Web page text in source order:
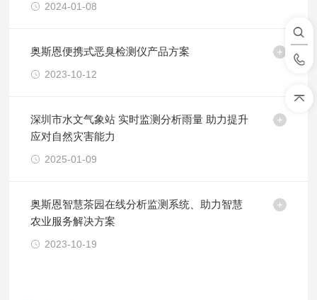
2024-01-08
奥斯恩便携式恶臭检测仪产品方案
2023-10-12
深圳市水文气象站 实时监测分析雨量 助力提升
应对自然灾害能力
2025-01-09
奥斯恩智慧茶园在线分析监测系统、助力智慧
农业服务解决方案
2023-10-19